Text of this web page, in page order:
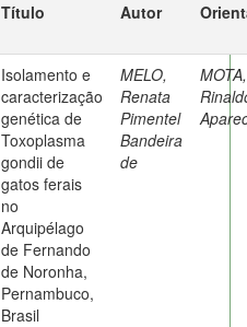
Título Autor
Isolamento e
caracterização
genética de
Toxoplasma
gondii de
gatos ferais
no
Arquipélago
de Fernando
de Noronha,
Pernambuco,
Brasil
MELO,
Renata
Pimentel
Bandeira
de
MOTA,